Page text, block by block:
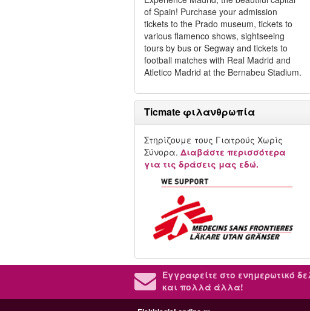
of Spain! Purchase your admission
tickets to the Prado museum, tickets to
various flamenco shows, sightseeing
tours by bus or Segway and tickets to
football matches with Real Madrid and
Atletico Madrid at the Bernabeu Stadium.
Ticmate φιλανθρωπία
Στηρίζουμε τους Γιατρούς Χωρίς
Σύνορα. Διαβάστε περισσότερα
για τις δράσεις μας εδώ.
Εγγραφείτε στο ενημερωτικό
και πολλά άλλα!